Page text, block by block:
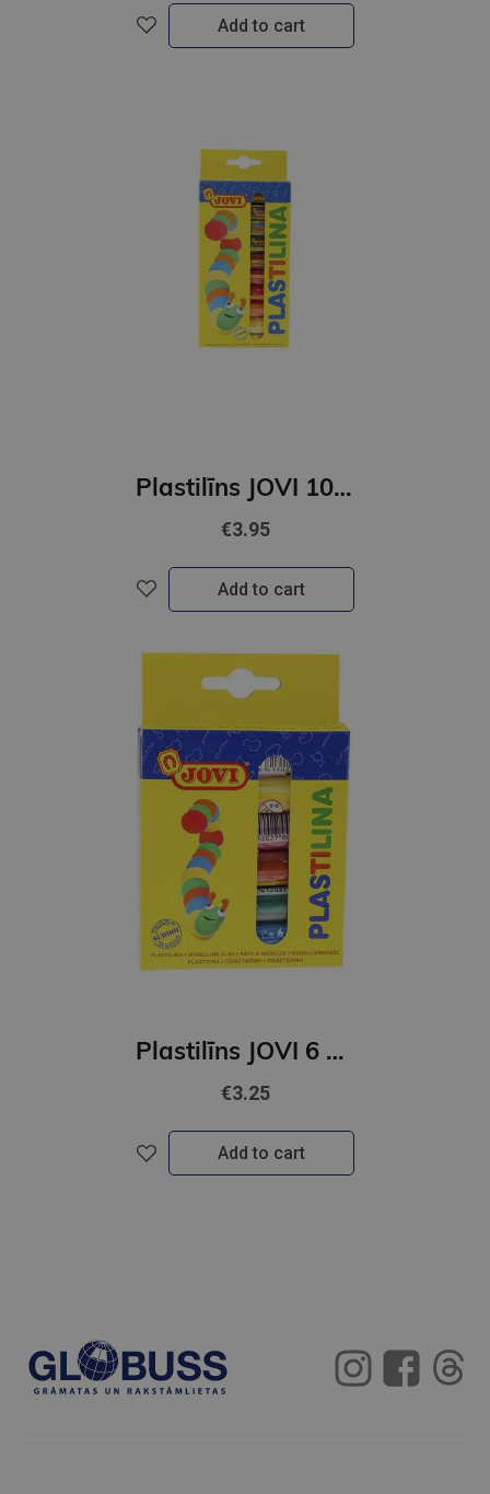
Add to cart
Plastilīns JOVI 10 krāsu
€3.95
Add to cart
Plastilīns JOVI 6 krāsu
€3.25
Add to cart